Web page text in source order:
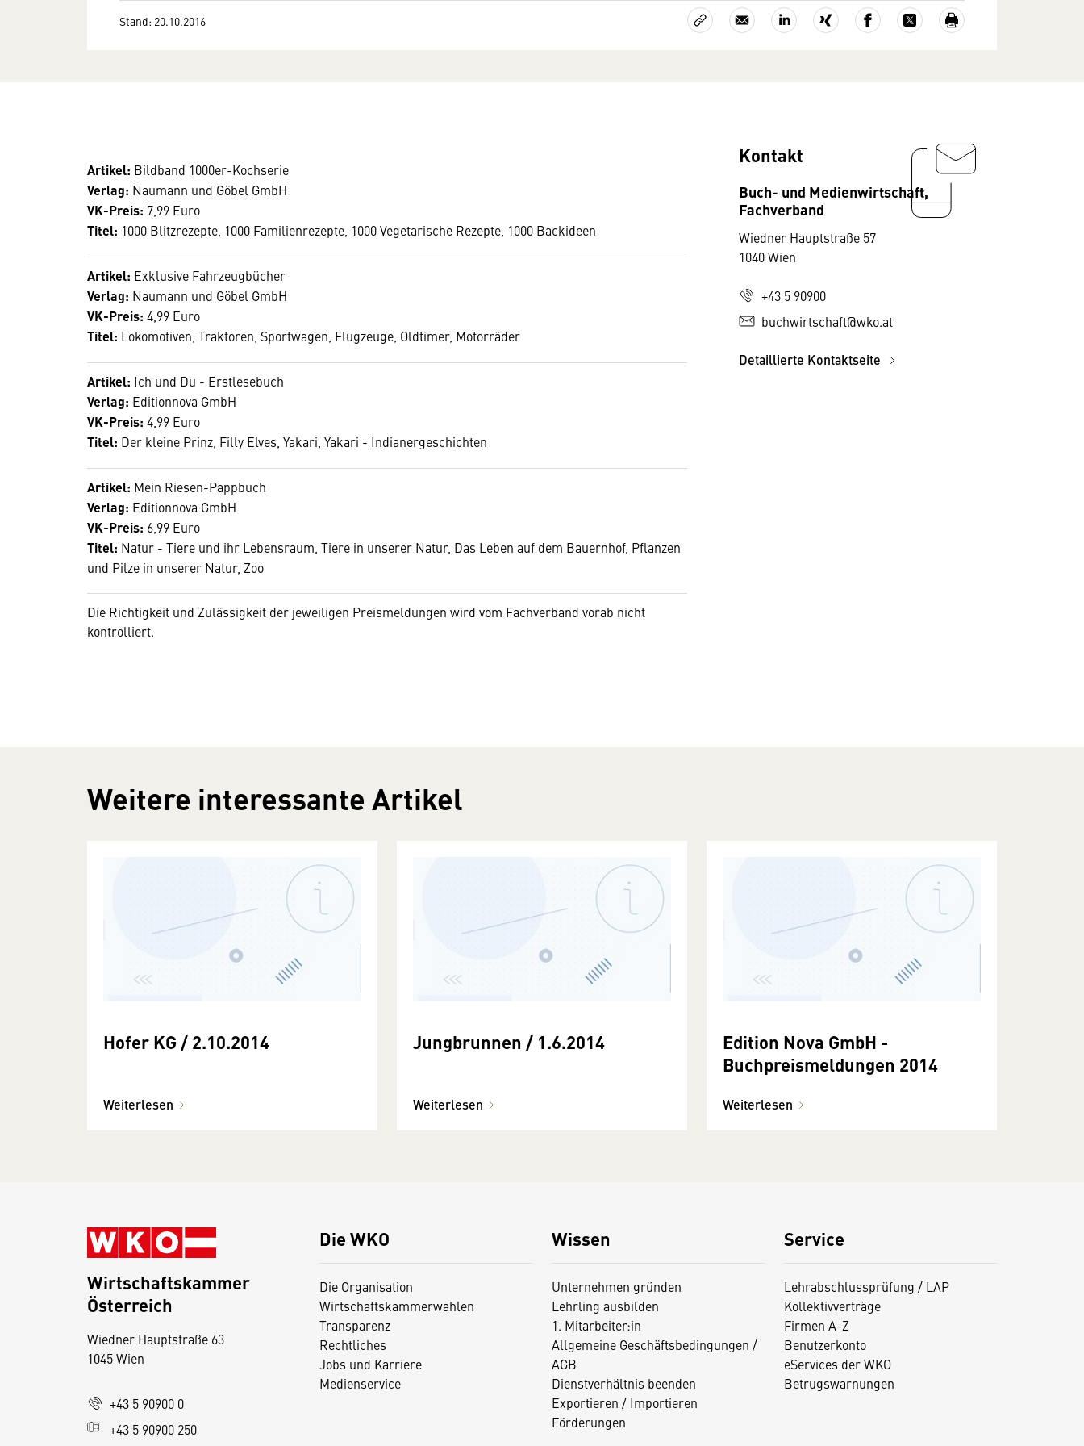
Stand: 20.10.2016
Artikel: Bildband 1000er-Kochserie
Verlag: Naumann und Göbel GmbH
VK-Preis: 7,99 Euro
Titel: 1000 Blitzrezepte, 1000 Familienrezepte, 1000 Vegetarische Rezepte, 1000 Backideen
Artikel: Exklusive Fahrzeugbücher
Verlag: Naumann und Göbel GmbH
VK-Preis: 4,99 Euro
Titel: Lokomotiven, Traktoren, Sportwagen, Flugzeuge, Oldtimer, Motorräder
Artikel: Ich und Du - Erstlesebuch
Verlag: Editionnova GmbH
VK-Preis: 4,99 Euro
Titel: Der kleine Prinz, Filly Elves, Yakari, Yakari - Indianergeschichten
Artikel: Mein Riesen-Pappbuch
Verlag: Editionnova GmbH
VK-Preis: 6,99 Euro
Titel: Natur - Tiere und ihr Lebensraum, Tiere in unserer Natur, Das Leben auf dem Bauernhof, Pflanzen
und Pilze in unserer Natur, Zoo
Die Richtigkeit und Zulässigkeit der jeweiligen Preismeldungen wird vom Fachverband vorab nicht
kontrolliert.
Kontakt
Buch- und Medienwirtschaft,
Fachverband
Wiedner Hauptstraße 57
1040 Wien
+43 5 90900
buchwirtschaft@wko.at
Detaillierte Kontaktseite
Weitere interessante Artikel
Hofer KG / 2.10.2014
Weiterlesen
Jungbrunnen / 1.6.2014
Weiterlesen
Edition Nova GmbH -
Buchpreismeldungen 2014
Weiterlesen
Die WKO
Die Organisation
Wirtschaftskammerwahlen
Transparenz
Rechtliches
Jobs und Karriere
Medienservice
Wissen
Unternehmen gründen
Lehrling ausbilden
1. Mitarbeiter:in
Allgemeine Geschäftsbedingungen /
AGB
Dienstverhältnis beenden
Exportieren / Importieren
Förderungen
Service
Lehrabschlussprüfung / LAP
Kollektivverträge
Firmen A-Z
Benutzerkonto
eServices der WKO
Betrugswarnungen
Wirtschaftskammer
Österreich
Wiedner Hauptstraße 63
1045 Wien
+43 5 90900 0
+43 5 90900 250